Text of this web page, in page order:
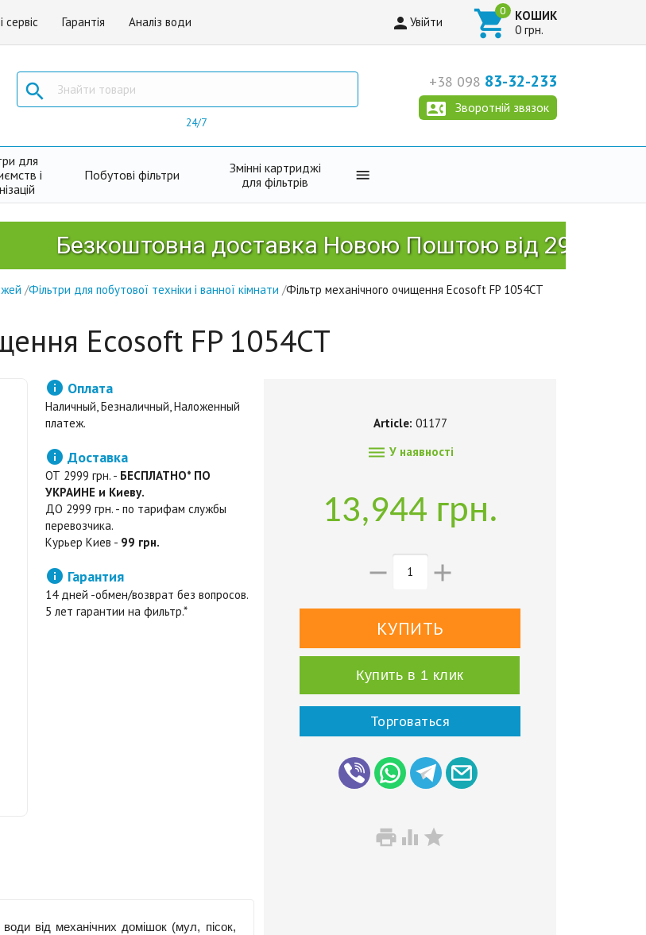
Гарантія Аналіз води Увійти  КОШИК
0 грн.

24/7
+38 098 83-32-233
Зворотній звязок
для
і
Побутові фільтри
Змінні картриджі
для фільтрів

Безкоштовна доставка Новою Поштою від 2999 грн!
/Фільтри для побутової техніки і ванної кімнати /Фільтр механічного очищення Ecosoft FP 1054CT
Ecosoft FP 1054CT
Article: 01177
 У наявності
13,944 грн.
 
Купить в 1 клик
Торговаться
  
 Оплата
Наличный, Безналичный, Наложенный
платеж.
 Доставка
ОТ 2999 грн. - БЕСПЛАТНО* ПО
УКРАИНЕ и Киеву.
ДО 2999 грн. - по тарифам службы
перевозчика.
Курьер Киев - 99 грн.
 Гарантия
14 дней -обмен/возврат без вопросов.
5 лет гарантии на фильтр.*
від механічних домішок (мул, пісок,